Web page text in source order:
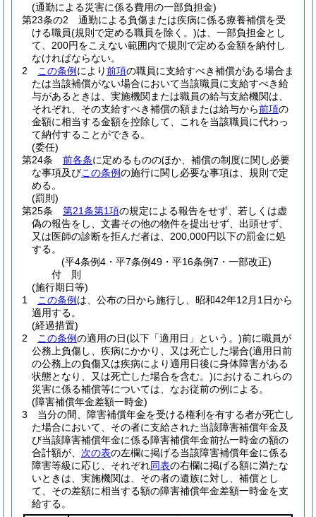
(通勤による災害に係る費用の一部負担金)
第23条の2
通勤による負傷または疾病に係る療養補償を受
ける職員(規則で定める職員を除く。)は、一部負担金とし
て、200円をこえない範囲内で規則で定める金額を納付し
なければならない。
2
この条例 により前項の職員に支給すべき補償がある場合ま
たは当該補償がない場合において当該職員に支給すべき給
与があるときは、実施機関または職員の給与支給機関は、
それぞれ、その支給すべき補償の額または給与から前項の
金額に相当する金額を控除して、これを当該職員に代わっ
て納付することができる。
(委任)
第24条
前各条に定めるもののほか、補償の制度に関し必要
な事項及びこの条例の施行に関し必要な事項は、規則で定
める。
(罰則)
第25条
第21条第1項の規定による報告をせず、若しくは虚
偽の報告をし、文書その他の物件を提出せず、出頭せず、
又は医師の診断を拒んだ者は、200,000円以下の罰金に処
する。
(平4条例4・平7条例49・平16条例7・一部改正)
付 則
(施行期日等)
1
この条例 は、公布の日から施行し、昭和42年12月1日から
適用する。
(経過措置)
2
この条例の適用の日(以下「適用日」という。)前に職員が
公務上負傷し、疾病にかかり、又は死亡した場合(適用日前
の公務上の負傷又は疾病により適用日後に身体障害がある
状態となり、又は死亡した場合を含む。)におけるこれらの
災害に係る補償等については、なお従前の例による。
(障害補償年金差額一時金)
3
当分の間、障害補償年金を受ける権利を有する者が死亡し
た場合において、その者に支給された当該障害補償年金及
び当該障害補償年金に係る障害補償年金前払一時金の額の
合計額が、 次の表の左欄に掲げる当該障害補償年金に係る
障害等級に応じ、それぞれ同表の右欄に掲げる額に満たな
いときは、実施機関は、その者の遺族に対し、補償とし
て、その差額に相当する額の障害補償年金差額一時金を支
給する。